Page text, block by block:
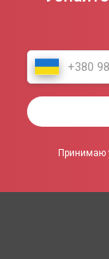
Принимаю